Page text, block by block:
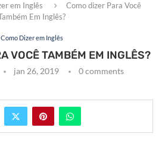
em Inglês
Como dizer Para Você
Em Inglês?
Como Dizer em Inglês
VOCÊ TAMBÉM EM INGLÊS?
jan 26, 2019 0 comments